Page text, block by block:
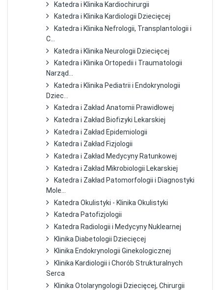
Katedra i Klinika Kardiochirurgii
Katedra i Klinika Kardiologii Dziecięcej
Katedra i Klinika Nefrologii, Transplantologii i
C...
Katedra i Klinika Neurologii Dziecięcej
Katedra i Klinika Ortopedii i Traumatologii
Narząd...
Katedra i Klinika Pediatrii i Endokrynologii
Dziec...
Katedra i Zakład Anatomii Prawidłowej
Katedra i Zakład Biofizyki Lekarskiej
Katedra i Zakład Epidemiologii
Katedra i Zakład Fizjologii
Katedra i Zakład Medycyny Ratunkowej
Katedra i Zakład Mikrobiologii Lekarskiej
Katedra i Zakład Patomorfologii i Diagnostyki
Mole...
Katedra Okulistyki - Klinika Okulistyki
Katedra Patofizjologii
Katedra Radiologii i Medycyny Nuklearnej
Klinika Diabetologii Dziecięcej
Klinika Endokrynologii Ginekologicznej
Klinika Kardiologii i Chorób Strukturalnych
Serca
Klinika Otolaryngologii Dziecięcej, Chirurgii